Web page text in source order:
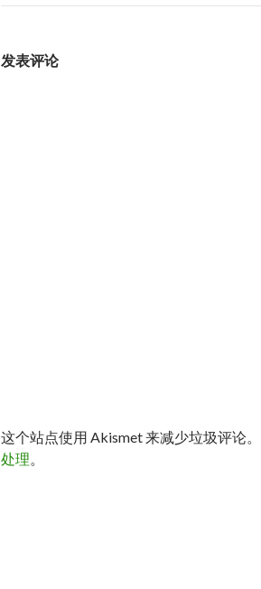
发表评论
这个站点使用 Akismet 来减少垃圾评论。
处理。